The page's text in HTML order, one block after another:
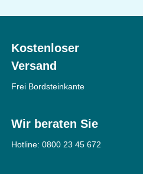
Kostenloser
Versand
Frei Bordsteinkante
Wir beraten Sie
Hotline: 0800 23 45 672